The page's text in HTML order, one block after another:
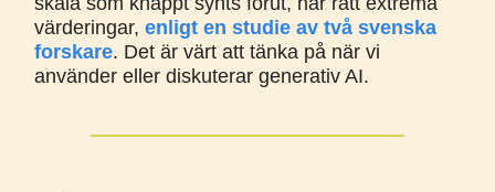
värderingar, enligt en studie av två svenska
forskare. Det är värt att tänka på när vi
använder eller diskuterar generativ AI.